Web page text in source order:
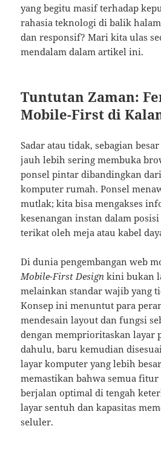
yang begitu masif terhadap
rahasia teknologi di balik
dan responsif? Mari kita ulas
mendalam dalam artikel ini.
Tuntutan Zaman:
Mobile-First di
Sadar atau tidak, sebagian
jauh lebih sering membuka
ponsel pintar dibandingkan
komputer rumah. Ponsel
mutlak; kita bisa mengakses
kesenangan instan dalam
terikat oleh meja atau kabel
Di dunia pengembangan web
Mobile-First Design kini bukan
melainkan standar wajib yang
Konsep ini menuntut para
mendesain layout dan fungsi
dengan memprioritaskan layar
dahulu, baru kemudian
layar komputer yang lebih
memastikan bahwa semua fitur
berjalan optimal di tengah
layar sentuh dan kapasitas
seluler.